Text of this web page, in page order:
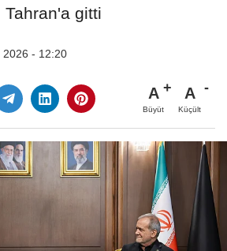
Tahran'a gitti
2026 - 12:20
A
Büyüt
A
Küçült